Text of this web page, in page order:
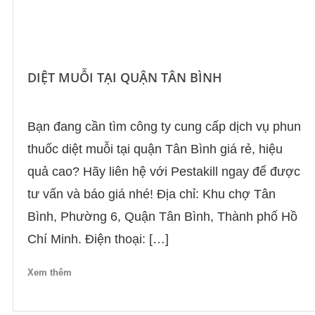
DIỆT MUỖI TẠI QUẬN TÂN BÌNH
Bạn đang cần tìm công ty cung cấp dịch vụ phun
thuốc diệt muỗi tại quận Tân Bình giá rẻ, hiệu
quả cao? Hãy liên hệ với Pestakill ngay để được
tư vấn và báo giá nhé! Địa chỉ: Khu chợ Tân
Bình, Phường 6, Quận Tân Bình, Thành phố Hồ
Chí Minh. Điện thoại: […]
Xem thêm